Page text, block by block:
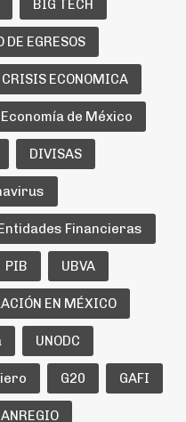
BIG TECH
DE EGRESOS
CRISIS ECONOMICA
Economía de México
DIVISAS
Entidades Financieras
PIB UBVA
EN MÉXICO
UNODC
G20 GAFI